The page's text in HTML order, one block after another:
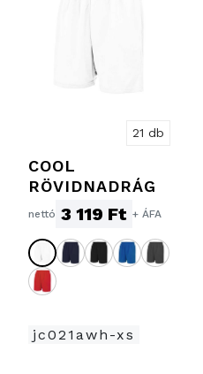
21 db
COOL
RÖVIDNADRÁG
nettó 3 119 Ft + ÁFA
jc021awh-xs